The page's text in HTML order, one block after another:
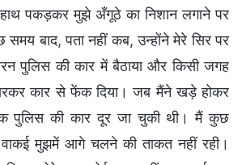
हाथ पकड़कर मुझे अँगूठे का निशान लगाने पर
बाद, पता नहीं कब, उन्होंने मेरे सिर पर
पुलिस की कार में बैठाया और किसी जगह
कार से फेंक दिया। जब मैंने खड़े होकर
पुलिस की कार दूर जा चुकी थी। मैं कुछ
मुझमें आगे चलने की ताकत नहीं रही।